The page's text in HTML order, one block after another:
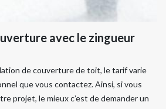
avec le zingueur
de couverture de toit, le tarif varie
que vous contactez. Ainsi, si vous
projet, le mieux c’est de demander un